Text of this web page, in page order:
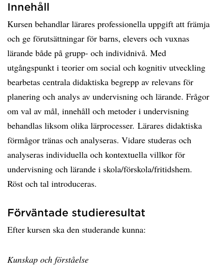
Innehåll
Kursen behandlar lärares professionella uppgift att främja
och ge förutsättningar för barns, elevers och vuxnas
lärande både på grupp- och individnivå. Med
utgångspunkt i teorier om social och kognitiv utveckling
bearbetas centrala didaktiska begrepp av relevans för
planering och analys av undervisning och lärande. Frågor
om val av mål, innehåll och metoder i undervisning
behandlas liksom olika lärprocesser. Lärares didaktiska
förmågor tränas och analyseras. Vidare studeras och
analyseras individuella och kontextuella villkor för
undervisning och lärande i skola/förskola/fritidshem.
Röst och tal introduceras.
Förväntade studieresultat
Efter kursen ska den studerande kunna:
Kunskap och förståelse